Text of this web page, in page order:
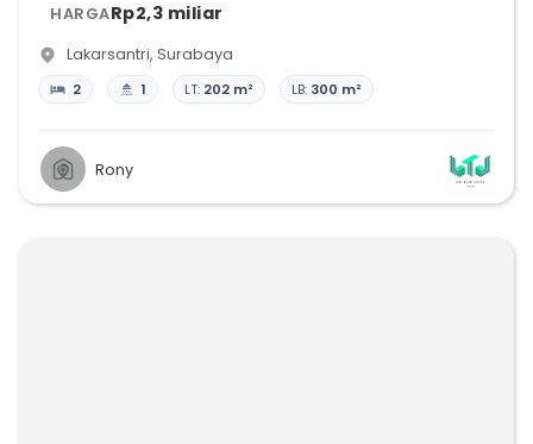
HARGARp2,3 miliar
Lakarsantri, Surabaya
2 1 LT: 202 m² LB: 300 m²
Rony